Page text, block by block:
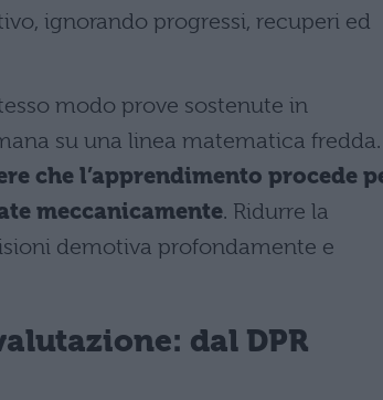
ignorando progressi, recuperi ed
modo prove sostenute in
su una linea matematica fredda.
che l’apprendimento procede
meccanicamente. Ridurre la
demotiva profondamente e
dal DPR